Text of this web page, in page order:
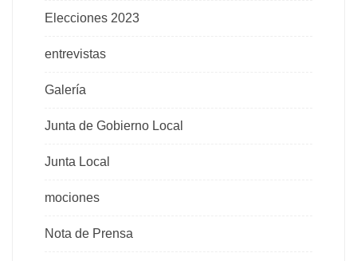
Elecciones 2023
entrevistas
Galería
Junta de Gobierno Local
Junta Local
mociones
Nota de Prensa